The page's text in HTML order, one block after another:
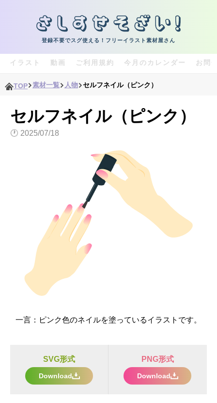
登録不要でスグ使える！フリーイラスト素材屋さん
イラスト 動画 ご利用規約 今月のカレンダー お問
TOP 素材一覧 人物 セルフネイル（ピンク）
セルフネイル（ピンク）
🕐 2025/07/18
一言： ピンク色のネイルを塗っているイラストです。
SVG形式
Download
PNG形式
Download